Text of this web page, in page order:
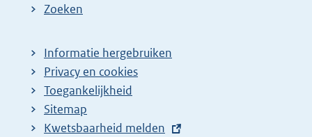
Zoeken
Informatie hergebruiken
Privacy en cookies
Toegankelijkheid
Sitemap
E
Kwetsbaarheid melden